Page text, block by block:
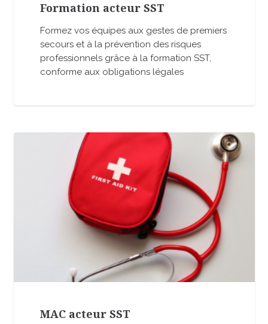
Formation acteur SST
Formez vos équipes aux gestes de premiers
secours et à la prévention des risques
professionnels grâce à la formation SST,
conforme aux obligations légales
MAC acteur SST